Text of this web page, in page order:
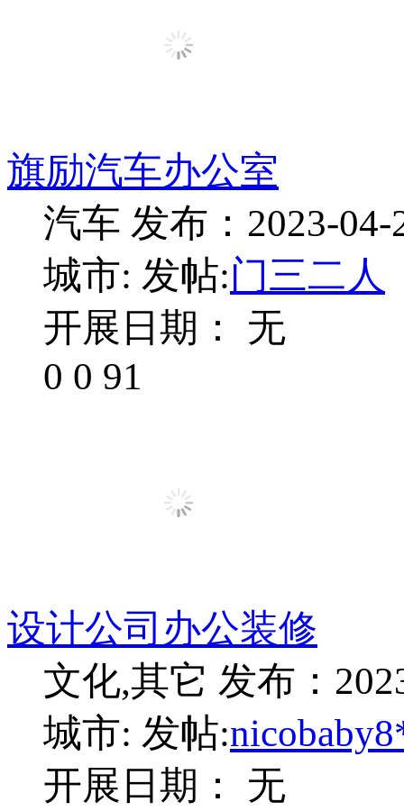
旗励汽车办公室
汽车 发布：2023-04-
城市: 发帖:门三二人
开展日期： 无
0 0 91
设计公司办公装修
文化,其它 发布：
城市: 发帖:
开展日期： 无